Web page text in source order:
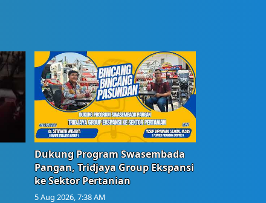
Dukung Program Swasembada
Pangan, Tridjaya Group Ekspansi
ke Sektor Pertanian
5 Aug 2026, 7:38 AM